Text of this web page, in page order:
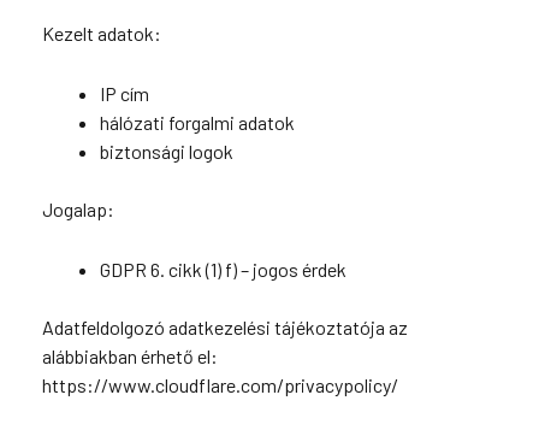
Kezelt adatok:
IP cím
hálózati forgalmi adatok
biztonsági logok
Jogalap:
GDPR 6. cikk (1) f) – jogos érdek
Adatfeldolgozó adatkezelési tájékoztatója az
alábbiakban érhető el:
https://www.cloudflare.com/privacypolicy/